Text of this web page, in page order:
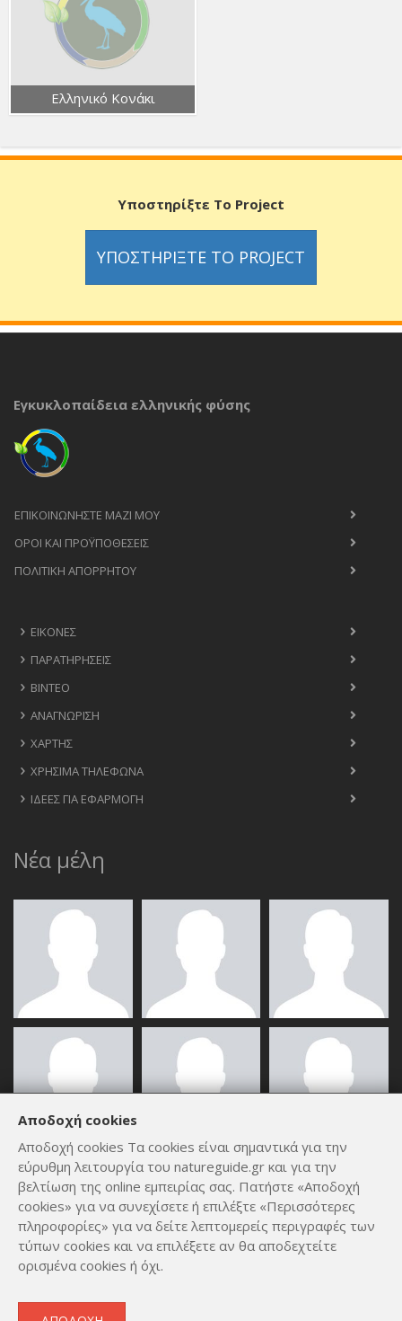
Ελληνικό Κονάκι
Υποστηρίξτε Το Project
ΥΠΟΣΤΗΡΊΞΤΕ ΤΟ PROJECT
Εγκυκλοπαίδεια ελληνικής φύσης
ΕΠΙΚΟΙΝΩΝΉΣΤΕ ΜΑΖΊ ΜΟΥ
ΟΡΟΙ ΚΑΙ ΠΡΟΫΠΟΘΈΣΕΙΣ
ΠΟΛΙΤΙΚΉ ΑΠΟΡΡΉΤΟΥ
ΕΙΚΌΝΕΣ
ΠΑΡΑΤΗΡΉΣΕΙΣ
ΒΊΝΤΕΟ
ΑΝΑΓΝΏΡΙΣΗ
ΧΆΡΤΗΣ
ΧΡΉΣΙΜΑ ΤΗΛΈΦΩΝΑ
ΙΔΈΕΣ ΓΙΑ ΕΦΑΡΜΟΓΉ
Νέα μέλη
ΟΛΑ ΤΑ ΜΈΛΗ
Copyright © 2012 - 2026
Αποδοχή cookies
Αποδοχή cookies Τα cookies είναι σημαντικά για την
εύρυθμη λειτουργία του natureguide.gr και για την
βελτίωση της online εμπειρίας σας. Πατήστε «Αποδοχή
cookies» για να συνεχίσετε ή επιλέξτε «Περισσότερες
πληροφορίες» για να δείτε λεπτομερείς περιγραφές των
τύπων cookies και να επιλέξετε αν θα αποδεχτείτε
ορισμένα cookies ή όχι.